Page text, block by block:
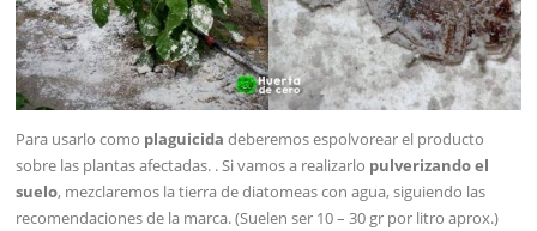
Para usarlo como plaguicida deberemos espolvorear el producto
sobre las plantas afectadas. . Si vamos a realizarlo pulverizando el
suelo, mezclaremos la tierra de diatomeas con agua, siguiendo las
recomendaciones de la marca. (Suelen ser 10 – 30 gr por litro aprox.)